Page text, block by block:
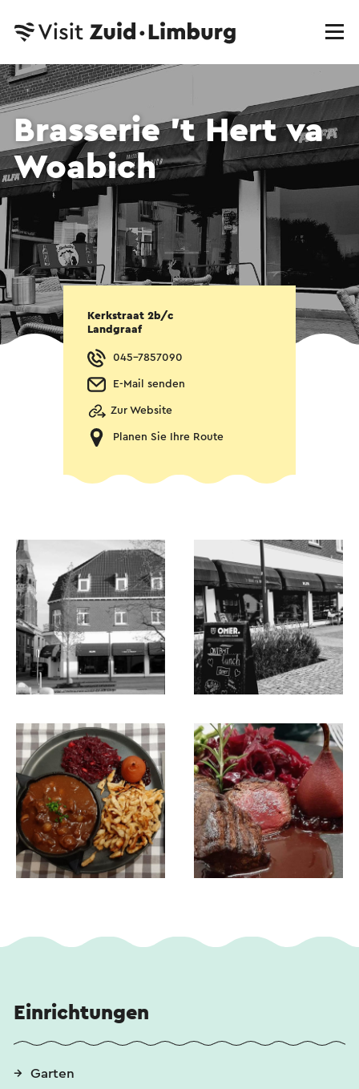
Brasserie 't Hert va
Woabich
Kerkstraat 2b/c
Landgraaf
045-7857090
E-Mail senden
Zur Website
Planen Sie Ihre Route
Einrichtungen
Garten